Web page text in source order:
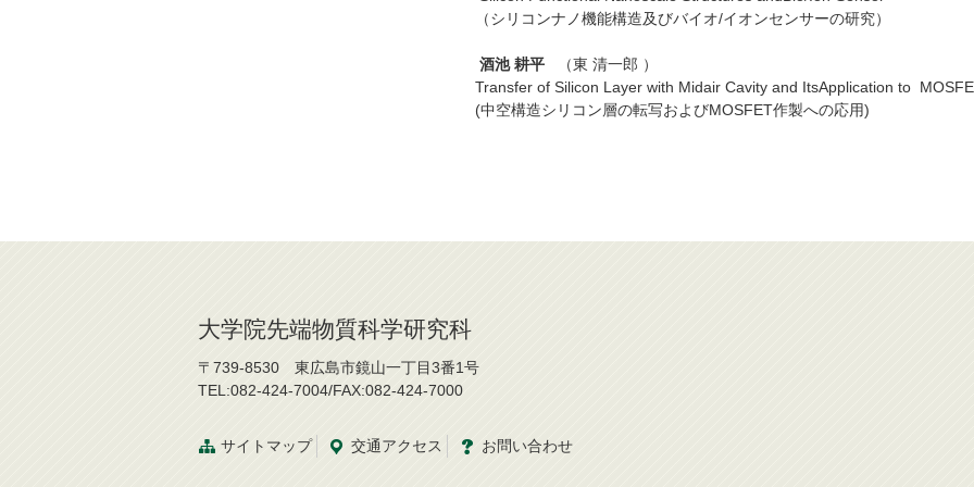
（シリコンナノ機能構造及びバイオ/イオンセンサーの研究）
酒池 耕平 （東 清一郎 ）
Transfer of Silicon Layer with Midair Cavity and ItsApplication to
(中空構造シリコン層の転写およびMOSFET作製への応用)
大学院先端物質科学研究科
〒739-8530 東広島市鏡山一丁目3番1号
TEL:082-424-7004/FAX:082-424-7000
サイトマップ 交通アクセス お問い合わせ